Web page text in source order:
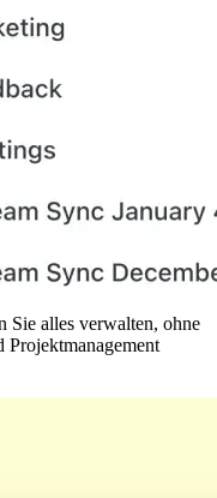
Sie alles verwalten, ohne